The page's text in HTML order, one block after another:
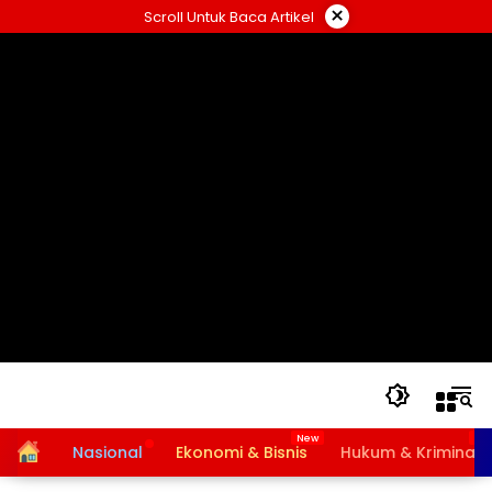
ke
Scroll Untuk Baca Artikel ×
HomeNasional Ekonomi & Bisnis Hukum & Kriminal
Bansos PKH dan BPNT